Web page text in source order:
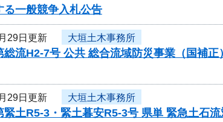
る一般競争入札公告
29日更新 大垣土木事務所
総流H2-7号 公共 総合流域防災事業（国
29日更新 大垣土木事務所
緊土R5-3・緊土暮安R5-3号 県単 緊急土石